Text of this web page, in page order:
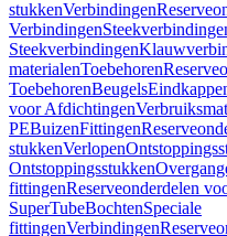
stukkenVerbindingen
Verbindingen
Steekverbindingen
materialenToebehoren
ToebehorenBeugels
voor Afdichtingen
PEBuizenFittingen
stukkenVerlopen
Ontstoppingsstukken
fittingenReserveonderdelen
SuperTubeBochtenSpeciale
fittingenVerbindingen